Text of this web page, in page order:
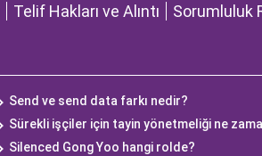
Telif Hakları ve Alıntı Sorumluluk
Send ve send data farkı nedir?
Sürekli işçiler için tayin yönetmeliği ne
Silenced Gong Yoo hangi rolde?